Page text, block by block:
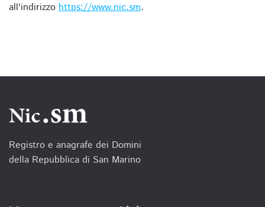
all'indirizzo https://www.nic.sm.
Registro e anagrafe dei Domini
della Repubblica di San Marino